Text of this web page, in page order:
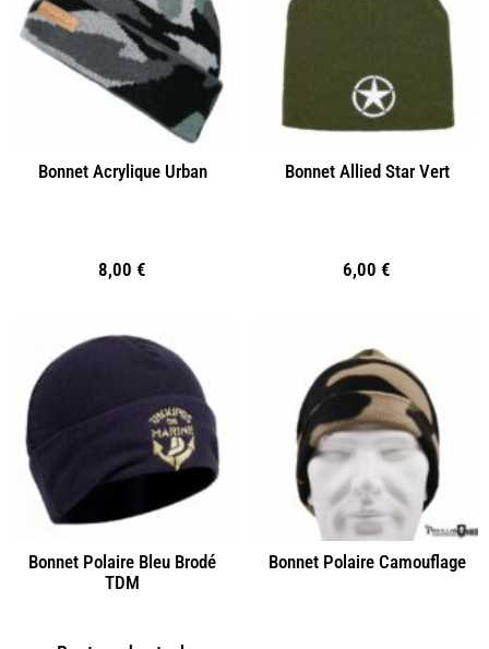
Bonnet Acrylique Urban
8,00 €
Bonnet Allied Star Vert
6,00 €
Bonnet Polaire Bleu Brodé
TDM
Bonnet Polaire Camouflage